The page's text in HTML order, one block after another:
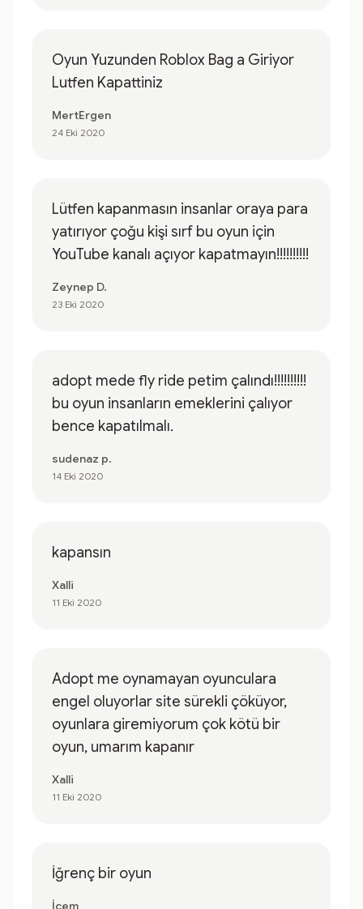
Oyun Yuzunden Roblox Bag a Giriyor
Lutfen Kapattiniz
MertErgen
24 Eki 2020
Lütfen kapanmasın insanlar oraya para
yatırıyor çoğu kişi sırf bu oyun için
YouTube kanalı açıyor kapatmayın!!!!!!!!!!
Zeynep D.
23 Eki 2020
adopt mede fly ride petim çalındı!!!!!!!!!!
bu oyun insanların emeklerini çalıyor
bence kapatılmalı.
sudenaz p.
14 Eki 2020
kapansın
Xalli
11 Eki 2020
Adopt me oynamayan oyunculara
engel oluyorlar site sürekli çöküyor,
oyunlara giremiyorum çok kötü bir
oyun, umarım kapanır
Xalli
11 Eki 2020
İğrenç bir oyun
İcem